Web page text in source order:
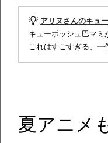
アリヌさんのキュ
キューポッシュ巴マミ
これはすごすぎる、一
夏アニメ